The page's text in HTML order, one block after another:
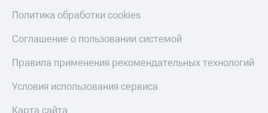
Политика обработки cookies
Соглашение о пользовании системой
Правила применения рекомендательных технологий
Условия использования сервиса